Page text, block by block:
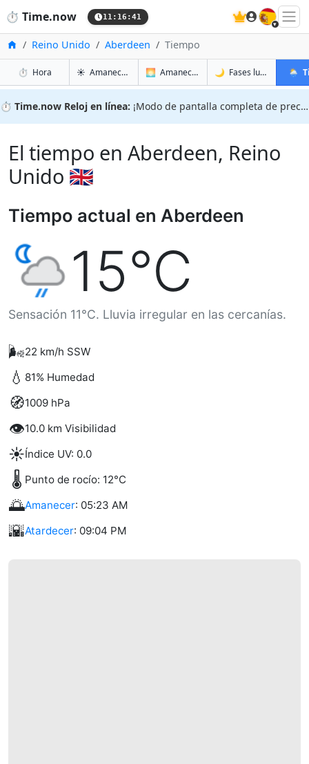
⏱️ Time.now 11:16:42 🇪🇸
InicioReino Unido Aberdeen Tiempo
⏱️ Horaen Aberdeen
☀️ Amanecer y atardecer en Aberdeen
🌅 Amanecer y atardecer mañana en
🌙 Fases lunares en
🌦️
⏱️ Time.now Reloj en línea: ¡Modo de pantalla completa de precisión!
El tiempo en Aberdeen, Reino
Unido 🇬🇧
Tiempo actual en Aberdeen
15°C
Sensación 11°C. Lluvia irregular en las cercanías.
🌬️22 km/h SSW
💧 81% Humedad
🧭1009 hPa
👁️10.0 km Visibilidad
☀️Índice UV: 0.0
🌡️ Punto de rocío: 12°C
🌅Amanecer: 05:23 AM
🌇Atardecer: 09:04 PM